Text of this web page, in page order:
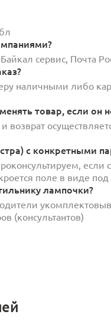
сервис, Почта
наличными либо
товар, если он
возврат
с конкретными
поле в виде
лампочки?
(консультантов)